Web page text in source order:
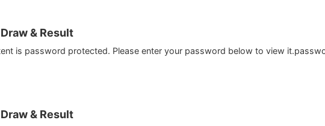
& Result
is password protected. Please enter your password below to view
& Result